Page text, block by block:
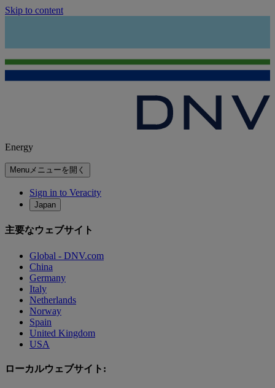
Skip to content
Energy
Menuメニューを開く
Sign in to Veracity
Japan
主要なウェブサイト
Global - DNV.com
China
Germany
Italy
Netherlands
Norway
Spain
United Kingdom
USA
ローカルウェブサイト: